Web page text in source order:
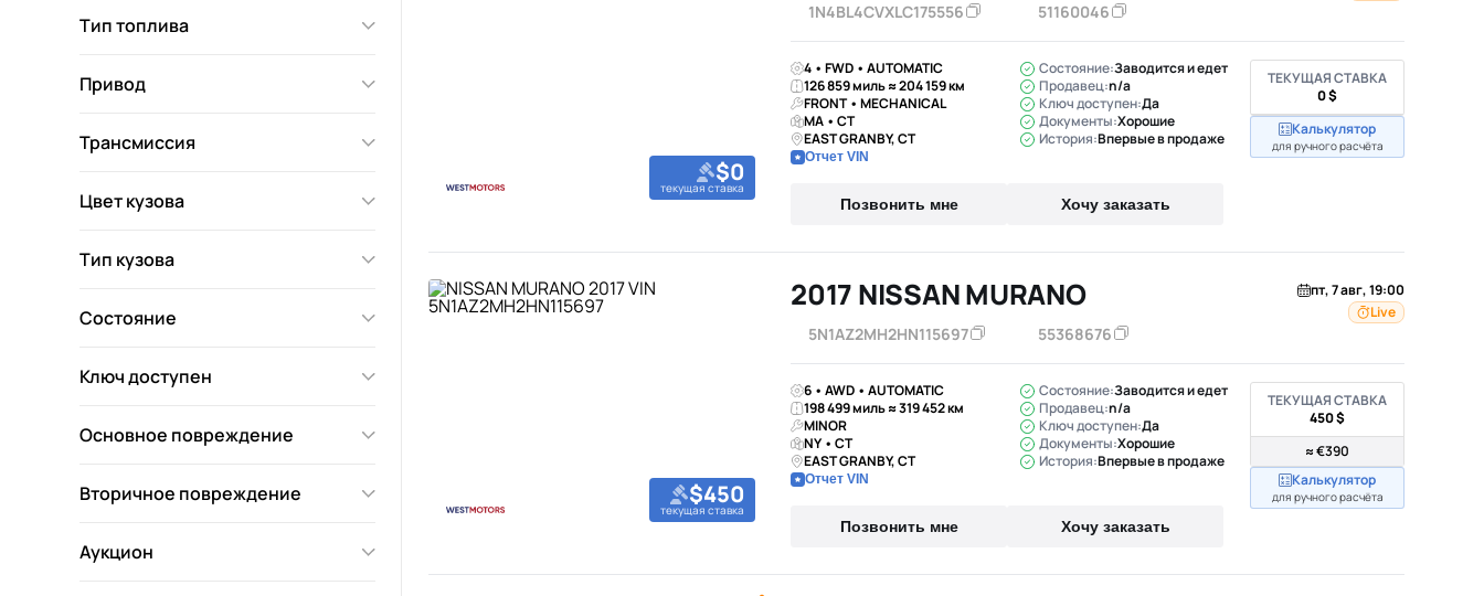
Тип топлива
Привод
Трансмиссия
Цвет кузова
Тип кузова
Состояние
Ключ доступен
Основное повреждение
Вторичное повреждение
Аукцион
$0
текущая ставка
1N4BL4CVXLC175556 51160046
4 • FWD • AUTOMATIC
126 859 миль ≈ 204 159 км
FRONT • MECHANICAL
MA • CT
EAST GRANBY, CT
Отчет VIN
Состояние:Заводится и едет
Продавец:n/a
Ключ доступен:Да
Документы:Хорошие
История:Впервые в продаже
Позвонить мне Хочу заказать
ТЕКУЩАЯ СТАВКА
0 $
Калькулятор
для ручного расчёта
$450
текущая ставка
2017 NISSAN MURANO
5N1AZ2MH2HN115697 55368676
пт, 7 авг, 19:00
Live
6 • AWD • AUTOMATIC
198 499 миль ≈ 319 452 км
MINOR
NY • CT
EAST GRANBY, CT
Отчет VIN
Состояние:Заводится и едет
Продавец:n/a
Ключ доступен:Да
Документы:Хорошие
История:Впервые в продаже
Позвонить мне Хочу заказать
ТЕКУЩАЯ СТАВКА
450 $
≈ €390
Калькулятор
для ручного расчёта